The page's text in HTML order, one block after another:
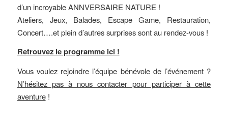
d’un incroyable ANNVERSAIRE NATURE !
Ateliers, Jeux, Balades, Escape Game, Restauration,
Concert….et plein d’autres surprises sont au rendez-vous !
Retrouvez le programme ici !
Vous voulez rejoindre l’équipe bénévole de l’événement ?
N’hésitez pas à nous contacter pour participer à cette
aventure!